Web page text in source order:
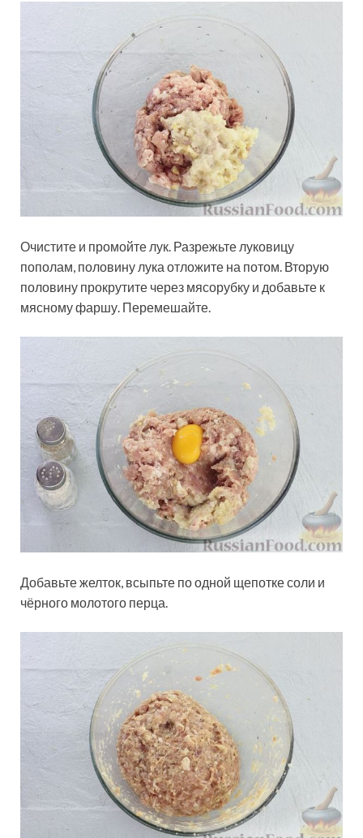
Очистите и промойте лук. Разрежьте луковицу
пополам, половину лука отложите на потом. Вторую
половину прокрутите через мясорубку и добавьте к
мясному фаршу. Перемешайте.
Добавьте желток, всыпьте по одной щепотке соли и
чёрного молотого перца.